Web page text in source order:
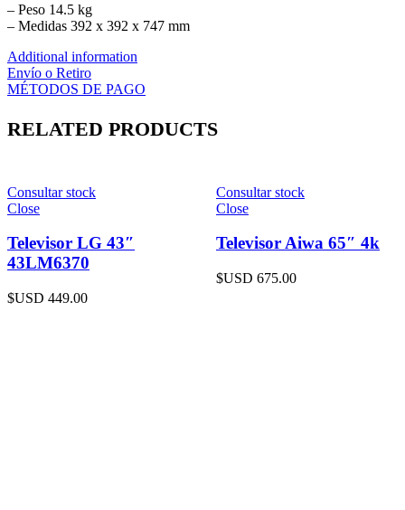
– Peso 14.5 kg
– Medidas 392 x 392 x 747 mm
Additional information
Envío o Retiro
MÉTODOS DE PAGO
RELATED PRODUCTS
Consultar stock
Close
Televisor LG 43″
43LM6370
$USD 449.00
Consultar stock
Close
Televisor Aiwa 65″ 4k
$USD 675.00